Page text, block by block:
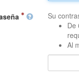
Su
De
Al